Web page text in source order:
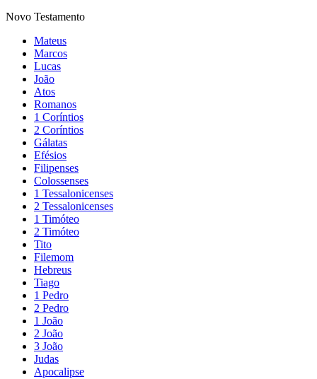
Novo Testamento
Mateus
Marcos
Lucas
João
Atos
Romanos
1 Coríntios
2 Coríntios
Gálatas
Efésios
Filipenses
Colossenses
1 Tessalonicenses
2 Tessalonicenses
1 Timóteo
2 Timóteo
Tito
Filemom
Hebreus
Tiago
1 Pedro
2 Pedro
1 João
2 João
3 João
Judas
Apocalipse